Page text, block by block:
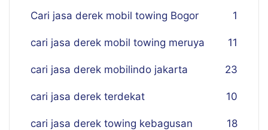
Cari jasa derek mobil towing Bogor 1
cari jasa derek mobil towing meruya 11
cari jasa derek mobilindo jakarta 23
cari jasa derek terdekat 10
cari jasa derek towing kebagusan 18